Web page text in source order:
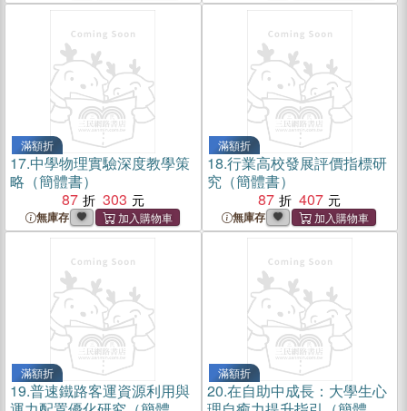
滿額折
17.中學物理實驗深度教學策
略（簡體書）
87
303
無庫存
滿額折
18.行業高校發展評價指標研
究（簡體書）
87
407
無庫存
滿額折
19.普速鐵路客運資源利用與
滿額折
20.在自助中成長：大學生心